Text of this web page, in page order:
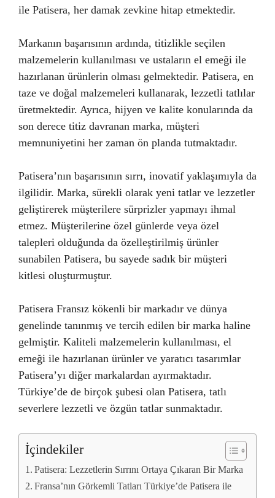
ile Patisera, her damak zevkine hitap etmektedir.
Markanın başarısının ardında, titizlikle seçilen
malzemelerin kullanılması ve ustaların el emeği ile
hazırlanan ürünlerin olması gelmektedir. Patisera, en
taze ve doğal malzemeleri kullanarak, lezzetli tatlılar
üretmektedir. Ayrıca, hijyen ve kalite konularında da
son derece titiz davranan marka, müşteri
memnuniyetini her zaman ön planda tutmaktadır.
Patisera’nın başarısının sırrı, inovatif yaklaşımıyla da
ilgilidir. Marka, sürekli olarak yeni tatlar ve lezzetler
geliştirerek müşterilere sürprizler yapmayı ihmal
etmez. Müşterilerine özel günlerde veya özel
talepleri olduğunda da özelleştirilmiş ürünler
sunabilen Patisera, bu sayede sadık bir müşteri
kitlesi oluşturmuştur.
Patisera Fransız kökenli bir markadır ve dünya
genelinde tanınmış ve tercih edilen bir marka haline
gelmiştir. Kaliteli malzemelerin kullanılması, el
emeği ile hazırlanan ürünler ve yaratıcı tasarımlar
Patisera’yı diğer markalardan ayırmaktadır.
Türkiye’de de birçok şubesi olan Patisera, tatlı
severlere lezzetli ve özgün tatlar sunmaktadır.
İçindekiler
Patisera: Lezzetlerin Sırrını Ortaya Çıkaran Bir Marka
Fransa’nın Görkemli Tatları Türkiye’de Patisera ile